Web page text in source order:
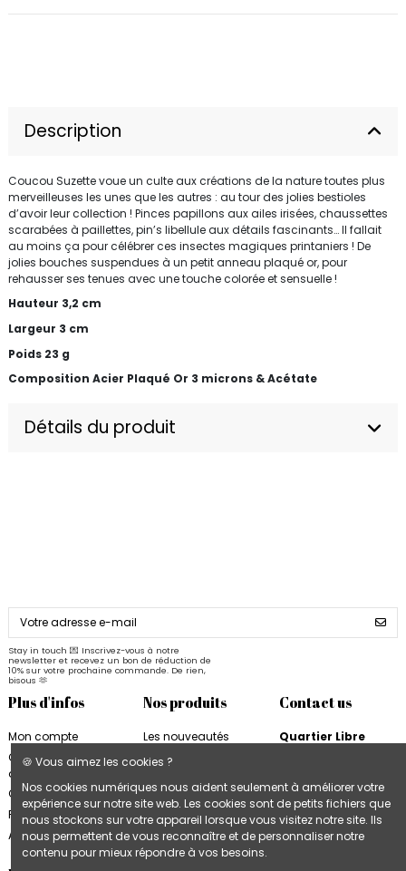
Description
Coucou Suzette voue un culte aux créations de la nature toutes plus
merveilleuses les unes que les autres : au tour des jolies bestioles
d’avoir leur collection ! Pinces papillons aux ailes irisées, chaussettes
scarabées à paillettes, pin’s libellule aux détails fascinants… Il fallait
au moins ça pour célébrer ces insectes magiques printaniers ! De
jolies bouches suspendues à un petit anneau plaqué or, pour
rehausser ses tenues avec une touche colorée et sensuelle !
Hauteur 3,2 cm
Largeur 3 cm
Poids 23 g
Composition Acier Plaqué Or 3 microns & Acétate
Détails du produit
Stay in touch 💌 Inscrivez-vous à notre
newsletter et recevez un bon de réduction de
10% sur votre prochaine commande. De rien,
bisous 🫶
Plus d'infos
Mon compte
Conditions
d'utilisation
Contactez-nous
Plan du site
Accès B2B
Nos produits
Les nouveautés
Blocs & Plannings
Quartier Libre
Cartes & Affiches
Quartier Libre
Contact us
Quartier Libre
31000 Toulouse
France
+33 9 74 97 02 06
🍪 Vous aimez les cookies ?
Nos cookies numériques nous aident seulement à améliorer votre
expérience sur notre site web. Les cookies sont de petits fichiers que
nous stockons sur votre appareil lorsque vous visitez notre site. Ils
nous permettent de vous reconnaître et de personnaliser notre
contenu pour mieux répondre à vos besoins.